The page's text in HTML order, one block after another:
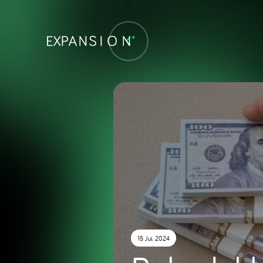
15 Jul. 2024